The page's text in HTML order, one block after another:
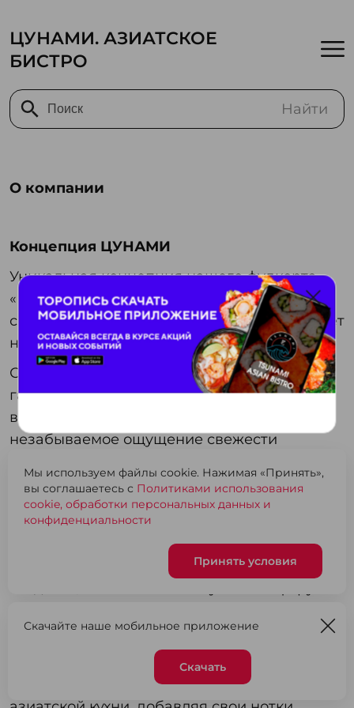
ЦУНАМИ. АЗИАТСКОЕ
БИСТРО
Найти
О компании
Концепция ЦУНАМИ
Уникальная концепция нашего фудкорта
«ЦУНАМИ», олицетворяющая море и
свежие морепродукты, ежедневно убеждает
наших гостей в высоком качестве блюд.
С нами вы отправитесь в морское
гастрономическое путешествие, в котором
вас ждут буйство красок, яркие эмоции и
незабываемое ощущение свежести
ЦУНАМИ.
В центре внимания всегда открытая кухня.
Современный дизайн, стильная подсветка,
моря.
За аутентичность рецептуры меню отвечают
наши шеф-повара, соблюдая все правила
Мы используем файлы cookie. Нажимая «Принять»,
вы соглашаетесь с Политиками использования
cookie, обработки персональных данных и
конфиденциальности
Принять условия
Скачайте наше мобильное приложение
Скачать